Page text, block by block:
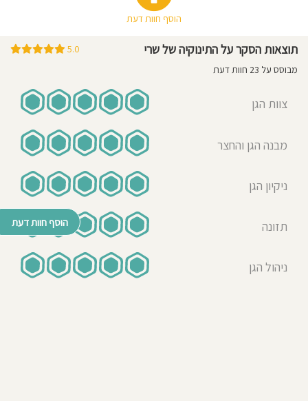
הוסף חוות דעת
בחרנו את הגן שוב לתינוק השני , וכל
בוקר הסענו אותו לשרי . מגן כזה קשה
להפרד !
07-08-2024
אמא לילד/ה בגן בשנת 2023-
עידן שלנו מגיל 5 חודשים בתינוקיה של
שלה מתוקתק והצוות שעובד בו מקסים
ואיכפתי. כשעידן אצל שרי אנחנו רגועים
ויודעים שהוא בידיים טובות. החצר שלה
מדהים ובגן שפע צעצועים והילדים
גם בשנה הקרובה.
הוסף חוות דעת
תוצאות הסקר על התינוקיה של שרי
מבוסס על 23 חוות דעת
5.0
צוות הגן
מבנה הגן והחצר
ניקיון הגן
תזונה
ניהול הגן